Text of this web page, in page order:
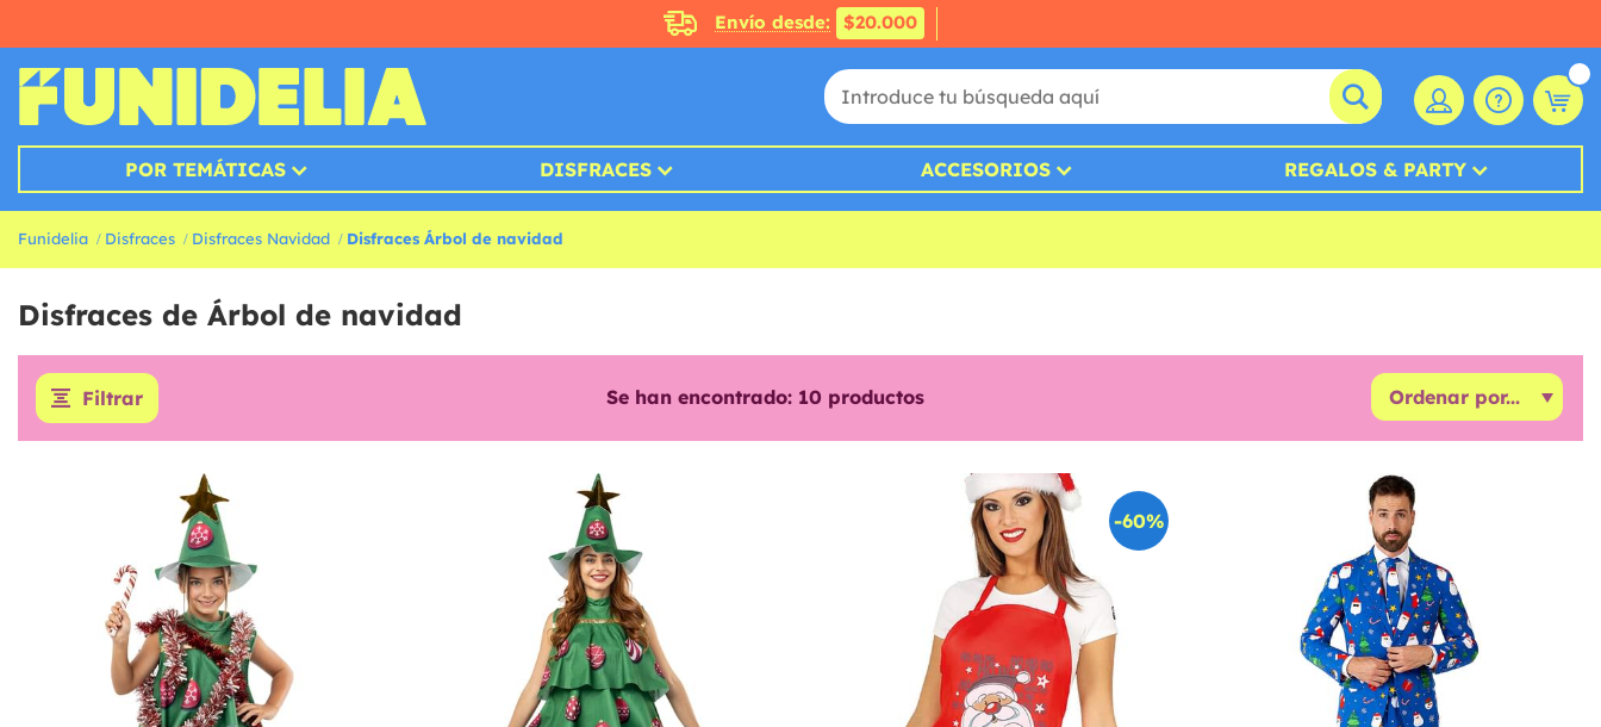
Envío desde: $20.000
POR TEMÁTICAS DISFRACES ACCESORIOS REGALOS & PARTY
Funidelia Disfraces Disfraces Navidad Disfraces Árbol de navidad
Disfraces de Árbol de navidad
Filtrar Se han encontrado: 10 productos
-60%